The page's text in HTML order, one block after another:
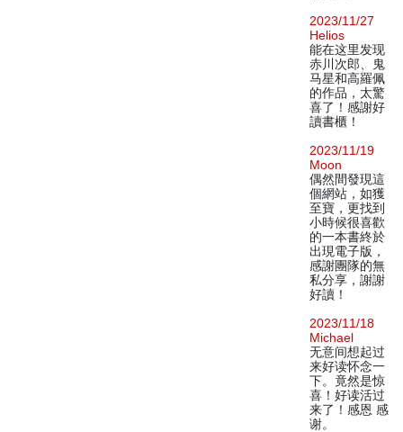
2023/11/27
Helios
能在这里发现
赤川次郎、鬼
马星和高羅佩
的作品，太驚
喜了！感謝好
讀書櫃！
2023/11/19
Moon
偶然間發現這
個網站，如獲
至寶，更找到
小時候很喜歡
的一本書終於
出現電子版，
感謝團隊的無
私分享，謝謝
好讀！
2023/11/18
Michael
无意间想起过
来好读怀念一
下。竟然是惊
喜！好读活过
来了！感恩 感
谢。